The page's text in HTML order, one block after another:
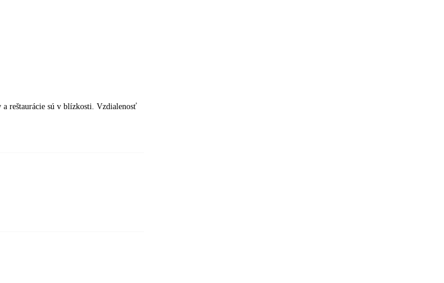
reštaurácie sú v blízkosti. Vzdialenosť